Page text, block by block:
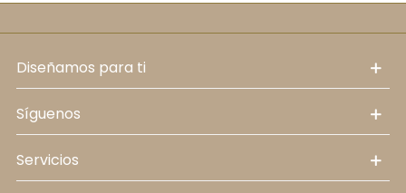
diseñamos para ti
síguenos
servicios